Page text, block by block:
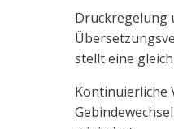
Druckregelung
stellt eine
Kontinuierliche